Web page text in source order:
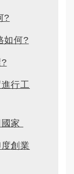
?
如何?
行工
家
創業